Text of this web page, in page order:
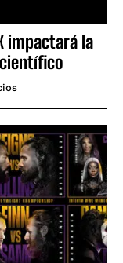
impactará la